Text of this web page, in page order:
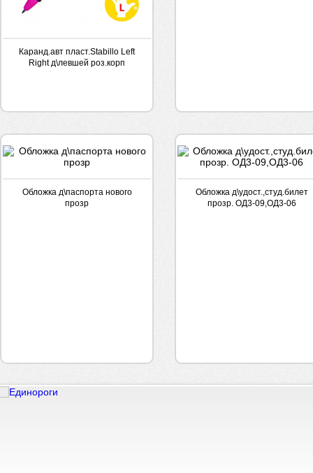
Каранд.авт пласт.Stabillo Left
Right д\левшей роз.корп
Обложка д\паспорта нового
прозр
Обложка д\удост.,студ.билет
прозр. ОД3-09,ОД3-06